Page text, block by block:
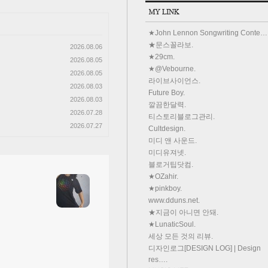
2026.08.06
2026.08.05
2026.08.05
2026.08.03
2026.08.03
2026.07.28
2026.07.27
★John Lennon Songwriting
★문스꼴라보.
★29cm.
★@Vebourne.
라이브사이언스.
Future Boy.
깔끔한달력.
티스토리블로그관리.
Cultdesign.
미디 앤 사운드.
미디유져넷.
블로거팁닷컴.
★OZahir.
★pinkboy.
www.dduns.net.
★지금이 아니면 안돼.
★LunaticSoul.
세상 모든 것의 리뷰.
디자인로그[DESIGN LOG] | Design
res….